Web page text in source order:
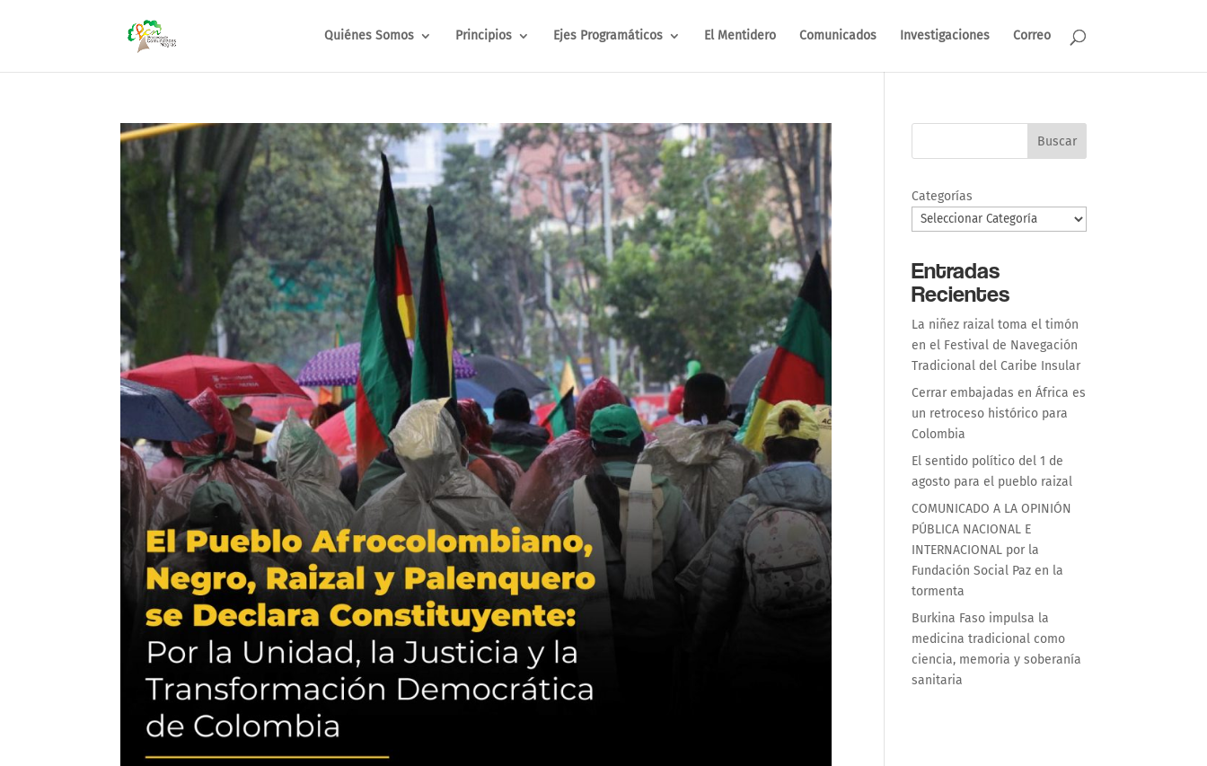
Quiénes Somos Principios Ejes Programáticos El Mentidero Comunicados Investigaciones Correo
Buscar
Categorías
Entradas
Recientes
La niñez raizal toma el timón
en el Festival de Navegación
Tradicional del Caribe Insular
Cerrar embajadas en África es
un retroceso histórico para
Colombia
El sentido político del 1 de
agosto para el pueblo raizal
COMUNICADO A LA OPINIÓN
PÚBLICA NACIONAL E
INTERNACIONAL por la
Fundación Social Paz en la
tormenta
Burkina Faso impulsa la
medicina tradicional como
ciencia, memoria y soberanía
sanitaria